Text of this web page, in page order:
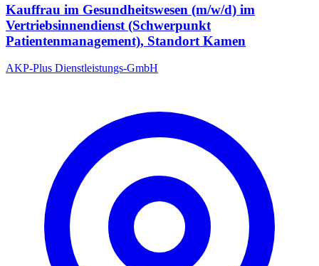
Kauffrau im Gesundheitswesen (m/w/d) im
Vertriebsinnendienst (Schwerpunkt
Patientenmanagement), Standort Kamen
AKP-Plus Dienstleistungs-GmbH